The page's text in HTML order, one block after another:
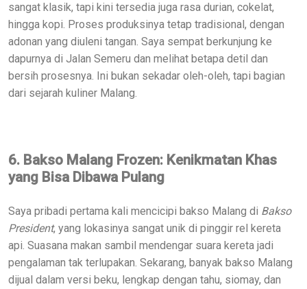
sangat klasik, tapi kini tersedia juga rasa durian, cokelat,
hingga kopi. Proses produksinya tetap tradisional, dengan
adonan yang diuleni tangan. Saya sempat berkunjung ke
dapurnya di Jalan Semeru dan melihat betapa detil dan
bersih prosesnya. Ini bukan sekadar oleh-oleh, tapi bagian
dari sejarah kuliner Malang.
6. Bakso Malang Frozen: Kenikmatan Khas
yang Bisa Dibawa Pulang
Saya pribadi pertama kali mencicipi bakso Malang di Bakso
President, yang lokasinya sangat unik di pinggir rel kereta
api. Suasana makan sambil mendengar suara kereta jadi
pengalaman tak terlupakan. Sekarang, banyak bakso Malang
dijual dalam versi beku, lengkap dengan tahu, siomay, dan